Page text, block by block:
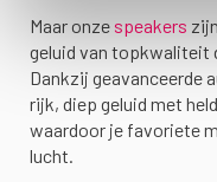
Maar onze speakers
geluid van topkwaliteit
Dankzij geavanceerde
rijk, diep geluid met
waardoor je favoriete
lucht.